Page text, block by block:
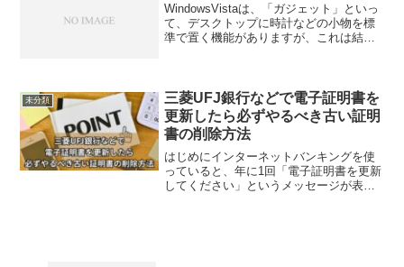
WindowsVistaは、「ガジェット」といっ
て、デスクトップに時計などの小物を標
準で置く機能がありますが、これは結構
ながら、「ガジ...
未分類
三菱UFJ銀行などで電子証明書を
更新したら必ずやるべき古い証明
書の削除方法
はじめにインターネットバンキングを使
っていると、年に1回「電子証明書を更新
してください」というメッセージが表示